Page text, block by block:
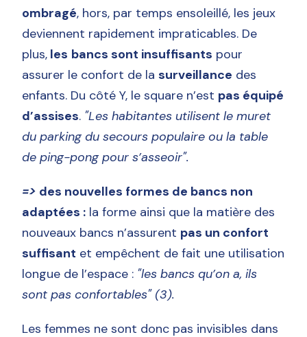
ombragé, hors, par temps ensoleillé, les jeux
deviennent rapidement impraticables. De
plus, les bancs sont insuffisants pour
assurer le confort de lasurveillance des
enfants. Du côté Y, le square n’est pas équipé
d’assises. "Les habitantes utilisent le muret
du parking du secours populaire ou la table
de ping-pong pour s’asseoir".
=> des nouvelles formes de bancs non
adaptées : la forme ainsi que la matière des
nouveaux bancs n’assurent pas un confort
suffisant et empêchent de fait une utilisation
longue de l’espace : "les bancs qu’on a, ils
sont pas confortables" (3).
Les femmes ne sont donc pas invisibles dans